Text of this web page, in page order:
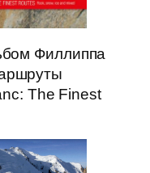
Филлиппа
The Finest